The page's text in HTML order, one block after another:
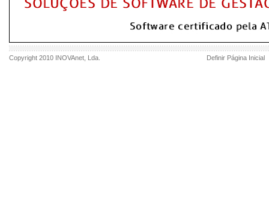
Copyright 2010 INOVAnet , Lda. Definir Página Inicial